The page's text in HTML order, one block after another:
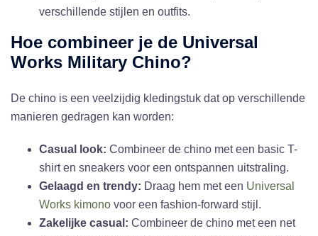
verschillende stijlen en outfits.
Hoe combineer je de Universal
Works Military Chino?
De chino is een veelzijdig kledingstuk dat op verschillende
manieren gedragen kan worden:
Casual look: Combineer de chino met een basic T-
shirt en sneakers voor een ontspannen uitstraling.
Gelaagd en trendy: Draag hem met een Universal
Works kimono voor een fashion-forward stijl.
Zakelijke casual: Combineer de chino met een net